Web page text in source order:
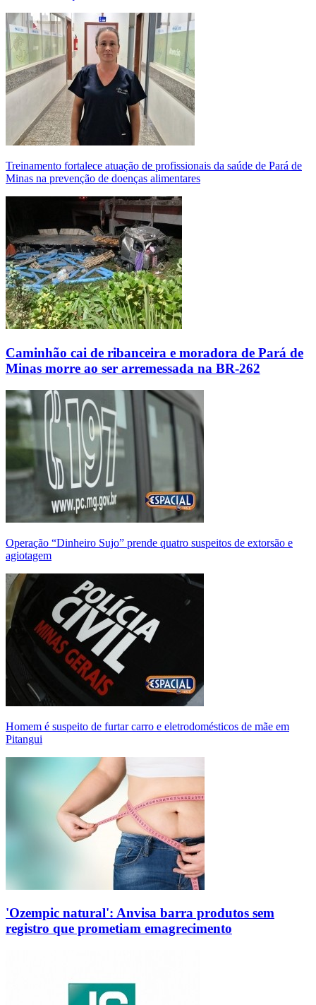
Treinamento fortalece atuação de profissionais da saúde de Pará de
Minas na prevenção de doenças alimentares
Caminhão cai de ribanceira e moradora de Pará de
Minas morre ao ser arremessada na BR-262
Operação “Dinheiro Sujo” prende quatro suspeitos de extorsão e
agiotagem
Homem é suspeito de furtar carro e eletrodomésticos de mãe em
Pitangui
'Ozempic natural': Anvisa barra produtos sem
registro que prometiam emagrecimento